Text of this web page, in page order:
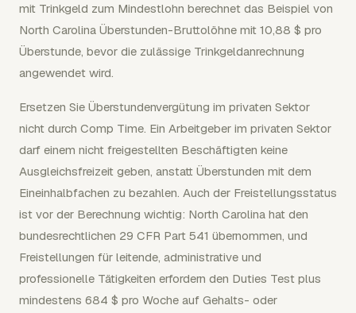
mit Trinkgeld zum Mindestlohn berechnet das Beispiel von
North Carolina Überstunden-Bruttolöhne mit 10,88 $ pro
Überstunde, bevor die zulässige Trinkgeldanrechnung
angewendet wird.
Ersetzen Sie Überstundenvergütung im privaten Sektor
nicht durch Comp Time. Ein Arbeitgeber im privaten Sektor
darf einem nicht freigestellten Beschäftigten keine
Ausgleichsfreizeit geben, anstatt Überstunden mit dem
Eineinhalbfachen zu bezahlen. Auch der Freistellungsstatus
ist vor der Berechnung wichtig: North Carolina hat den
bundesrechtlichen 29 CFR Part 541 übernommen, und
Freistellungen für leitende, administrative und
professionelle Tätigkeiten erfordern den Duties Test plus
mindestens 684 $ pro Woche auf Gehalts- oder